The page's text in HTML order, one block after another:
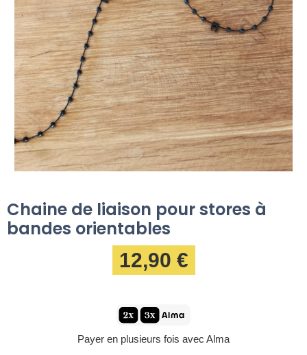
Chaine de liaison pour stores à
bandes orientables
12,90 €
Payer en plusieurs fois avec Alma